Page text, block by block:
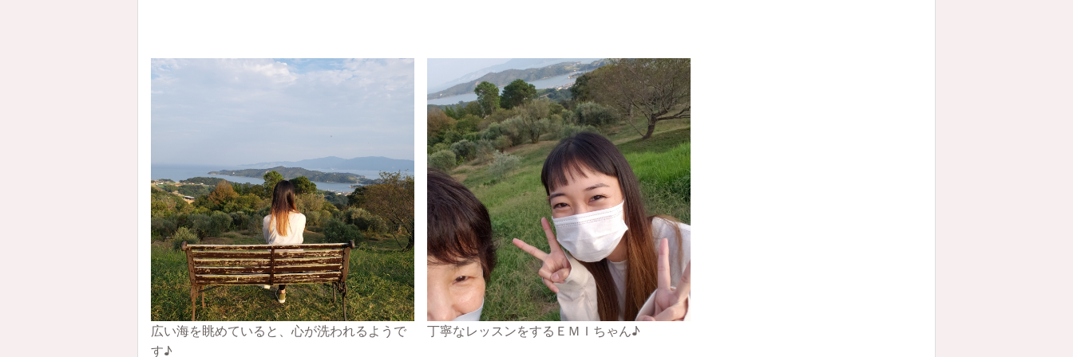
広い海を眺めていると、心が洗われるようで
す♪
丁寧なレッスンをするＥＭＩちゃん♪